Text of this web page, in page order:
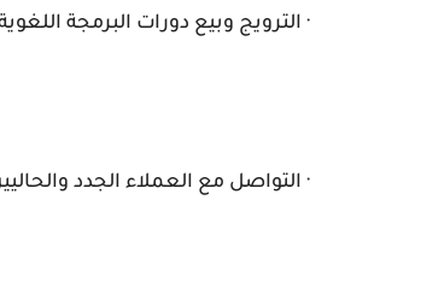
· الترويج وبيع دورات البرمجة
· التواصل مع العملاء الجدد